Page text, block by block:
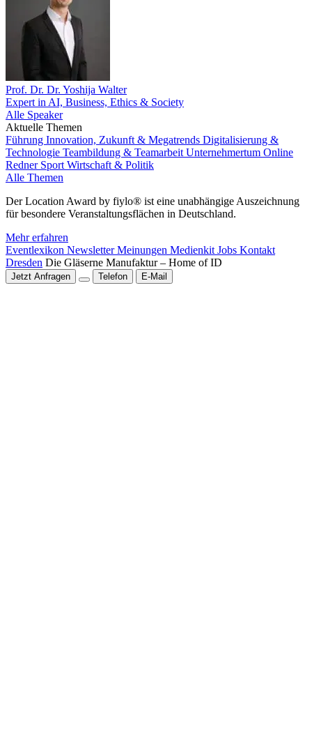
Prof. Dr. Dr. Yoshija Walter
Expert in AI, Business, Ethics & Society
Alle Speaker
Aktuelle Themen
Führung Innovation, Zukunft & Megatrends Digitalisierung &
Technologie Teambildung & Teamarbeit Unternehmertum Online
Redner Sport Wirtschaft & Politik
Alle Themen
Der Location Award by fiylo® ist eine unabhängige Auszeichnung
für besondere Veranstaltungsflächen in Deutschland.
Mehr erfahren
Eventlexikon NewsletterMeinungen Medienkit Jobs Kontakt
Dresden Die Gläserne Manufaktur – Home of ID
Jetzt Anfragen Telefon E-Mail